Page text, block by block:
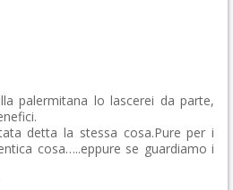
palermitana lo lascerei da parte,
detta la stessa cosa.Pure per i
cosa…..eppure se guardiamo i